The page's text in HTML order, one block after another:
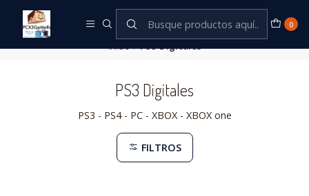
0
Inicio PS3 Digitales
PS3 Digitales
PS3 - PS4 - PC - XBOX - XBOX one
FILTROS